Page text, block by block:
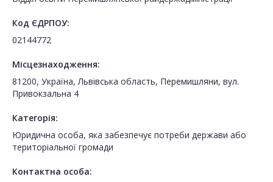
Код ЄДРПОУ:
02144772
Місцезнаходження:
81200, Україна, Львівська область, Перемишляни, вул.
Привокзальна 4
Категорія:
Юридична особа, яка забезпечує потреби держави або
територіальної громади
Контактна особа: